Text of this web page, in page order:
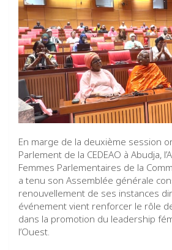
En marge de la deuxième session
Parlement de la CEDEAO à Abudja,
Femmes Parlementaires de la
a tenu son Assemblée générale
renouvellement de ses instances
événement vient renforcer le rôle
dans la promotion du leadership
l’Ouest.